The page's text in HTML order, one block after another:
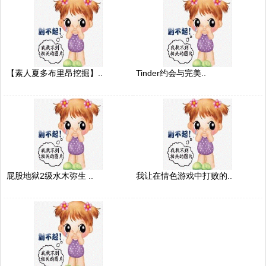
【素人夏多布里昂挖掘】.. Tinder约会与完美..
屁股地狱2级水木弥生 .. 我让在情色游戏中打败的..